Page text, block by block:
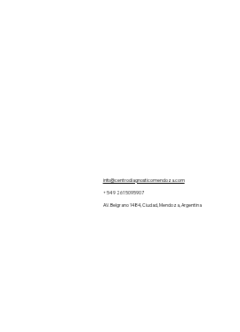
info@centrodiagnosticomendoza.com
+ 54 9 261 5095907
AV. Belgrano 1484, Ciudad, Mendoza, Argentina